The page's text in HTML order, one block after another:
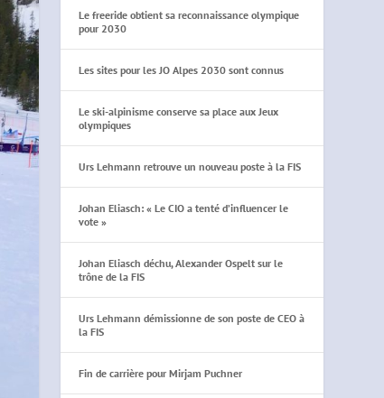
Le freeride obtient sa reconnaissance olympique
pour 2030
Les sites pour les JO Alpes 2030 sont connus
Le ski-alpinisme conserve sa place aux Jeux
olympiques
Urs Lehmann retrouve un nouveau poste à la FIS
Johan Eliasch: « Le CIO a tenté d’influencer le
vote »
Johan Eliasch déchu, Alexander Ospelt sur le
trône de la FIS
Urs Lehmann démissionne de son poste de CEO à
la FIS
Fin de carrière pour Mirjam Puchner